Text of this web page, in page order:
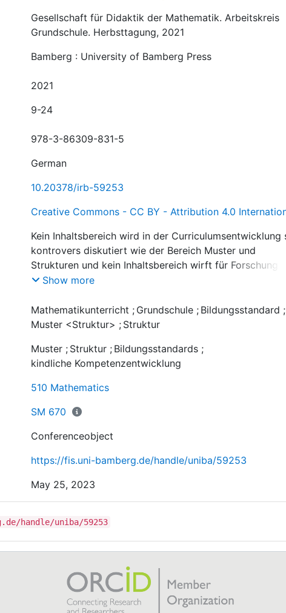
Gesellschaft für Didaktik der Mathematik. Arbeitskreis
Grundschule. Herbsttagung, 2021
Bamberg : University of Bamberg Press
2021
9-24
978-3-86309-831-5
German
10.20378/irb-59253
Creative Commons - CC BY - Attribution 4.0
Kein Inhaltsbereich wird in der Curriculumsentwicklung
kontrovers diskutiert wie der Bereich Muster und
Strukturen und kein Inhaltsbereich wirft für Forschung
Praxis so viele Fragen auf. Um ihn besser fassen zu
Muster und Struktur, um darauf aufbauend grundlegende
empirische Studien vorzustellen. Wir schließen mit einem
notwendige Weiterarbeit bezüglich dieses
Show more
Mathematikunterricht ; Grundschule ; Bildungsstandard ;
Muster <Struktur> ; Struktur
Muster ; Struktur ; Bildungsstandards ;
kindliche Kompetenzentwicklung
510 Mathematics
SM 670
Conferenceobject
https://fis.uni-bamberg.de/handle/uniba/59253
May 25, 2023
handle/uniba/59253